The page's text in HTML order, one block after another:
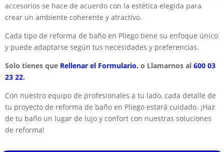
accesorios se hace de acuerdo con la estética elegida para
crear un ambiente coherente y atractivo.
Cada tipo de reforma de baño en Pliego tiene su enfoque único
y puede adaptarse según tus necesidades y preferencias.
Solo tienes que Rellenar el Formulario. o Llamarnos al 600 03
23 22.
Con nuestro equipo de profesionales a tu lado, cada detalle de
tu proyecto de reforma de baño en Pliego estará cuidado. ¡Haz
de tu baño un lugar de lujo y confort con nuestras soluciones
de reforma!